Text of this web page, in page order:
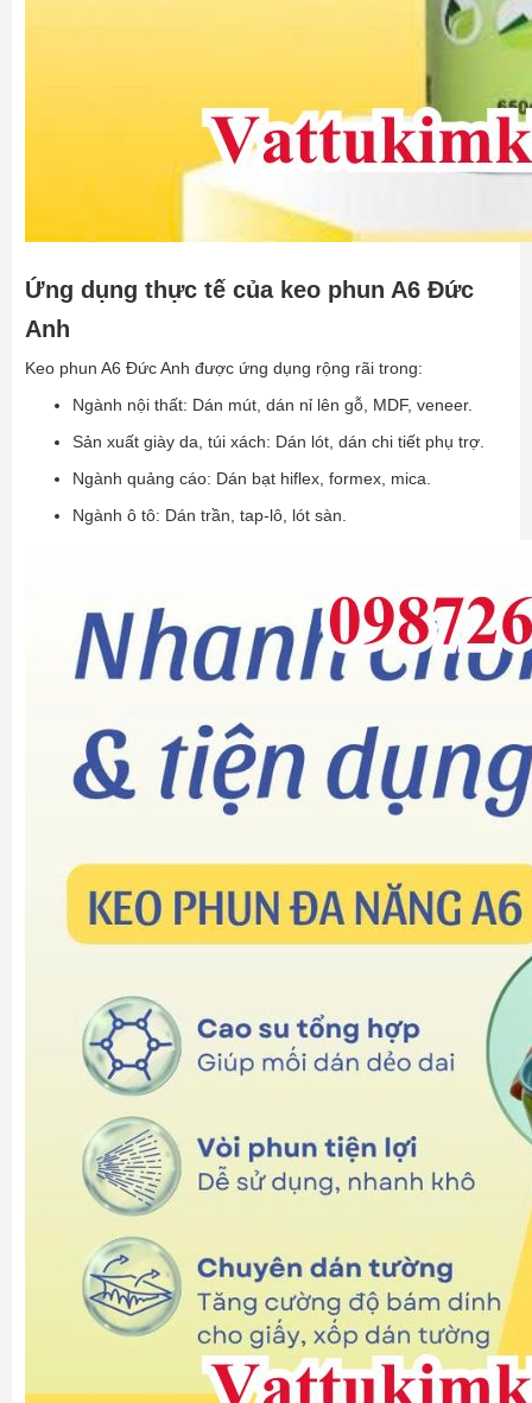
Ứng dụng thực tế của keo phun A6 Đức
Anh
Keo phun A6 Đức Anh được ứng dụng rộng rãi trong:
Ngành nội thất: Dán mút, dán nỉ lên gỗ, MDF, veneer.
Sản xuất giày da, túi xách: Dán lót, dán chi tiết phụ trợ.
Ngành quảng cáo: Dán bạt hiflex, formex, mica.
Ngành ô tô: Dán trần, tap-lô, lót sàn.